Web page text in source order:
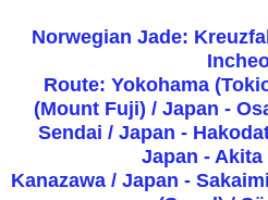
Norwegian Jade:
Route: Yokohama
(Mount Fuji) / Japan -
Sendai / Japan -
Japan - Akita
Kanazawa / Japan -